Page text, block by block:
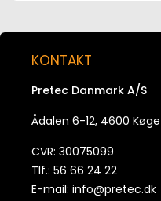
KONTAKT
Pretec Danmark A/S
Ådalen 6-12, 4600 Køge
CVR: 30075099
Tlf.: 56 66 24 22
E-mail: info@pretec.dk